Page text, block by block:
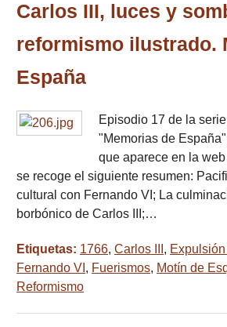
Carlos III, luces y
reformismo ilustrado.
España
Episodio 17 de la
"Memorias de
que aparece en la
se recoge el siguiente resumen:
cultural con Fernando VI; La
borbónico de Carlos III;…
Etiquetas: 1766, Carlos III ,
Fernando VI , Fuerismos, Motín de
Reformismo